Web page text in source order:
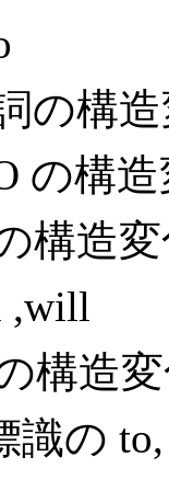
の構造
の構造
構造変
構造
to,